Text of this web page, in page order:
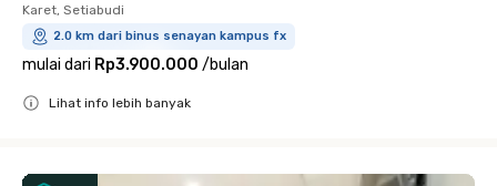
Karet, Setiabudi
2.0 km dari binus senayan kampus fx
mulai dari Rp3.900.000 /bulan
Lihat info lebih banyak